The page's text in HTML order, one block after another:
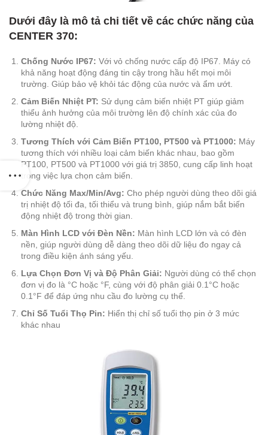
Dưới đây là mô tả chi tiết về các chức năng của
CENTER 370:
Chống Nước IP67: Với vỏ chống nước cấp độ IP67. Máy có
khả năng hoạt động đáng tin cậy trong hầu hết mọi môi
trường. Giúp bảo vệ khỏi tác động của nước và ẩm ướt.
Cảm Biến Nhiệt PT: Sử dụng cảm biến nhiệt PT giúp giảm
thiểu ảnh hưởng của môi trường lên độ chính xác của đo
lường nhiệt độ.
Tương Thích với Cảm Biến PT100, PT500 và PT1000: Máy
tương thích với nhiều loại cảm biến khác nhau, bao gồm
PT100, PT500 và PT1000 với giá trị 3850, cung cấp linh hoạt
trong việc lựa chọn cảm biến.
Chức Năng Max/Min/Avg: Cho phép người dùng theo dõi giá
trị nhiệt độ tối đa, tối thiểu và trung bình, giúp nắm bắt biến
động nhiệt độ trong thời gian.
Màn Hình LCD với Đèn Nền: Màn hình LCD lớn và có đèn
nền, giúp người dùng dễ dàng theo dõi dữ liệu đo ngay cả
trong điều kiện ánh sáng yếu.
Lựa Chọn Đơn Vị và Độ Phân Giải: Người dùng có thể chọn
đơn vị đo là °C hoặc °F, cùng với độ phân giải 0.1°C hoặc
0.1°F để đáp ứng nhu cầu đo lường cụ thể.
Chỉ Số Tuổi Thọ Pin: Hiển thị chỉ số tuổi thọ pin ở 3 mức
khác nhau